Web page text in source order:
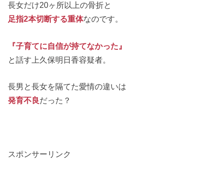
長女だけ20ヶ所以上の骨折と
足指2本切断する重体なのです。
『子育てに自信が持てなかった』
と話す上久保明日香容疑者。
長男と長女を隔てた愛情の違いは
発育不良だった？
スポンサーリンク